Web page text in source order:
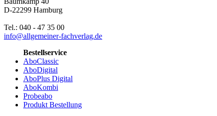
D-22299 Hamburg
Tel.: 040 - 47 35 00
info@allgemeiner-fachverlag.de
Bestellservice
AboClassic
AboDigital
AboPlus Digital
AboKombi
Probeabo
Produkt Bestellung